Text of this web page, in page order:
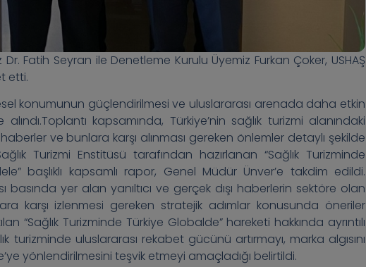
Dr. Fatih Seyran ile Denetleme Kurulu Üyemiz Furkan Çoker, USHAŞ
etti.
konumunun güçlendirilmesi ve uluslararası arenada daha etkin
kapsamında, Türkiye’nin sağlık turizmi alanındaki
ve bunlara karşı alınması gereken önlemler detaylı şekilde
Turizmi Enstitüsü tarafından hazırlanan “Sağlık Turizminde
başlıklı kapsamlı rapor, Genel Müdür Ünver’e takdim edildi.
yer alan yanıltıcı ve gerçek dışı haberlerin sektöre olan
karşı izlenmesi gereken stratejik adımlar konusunda öneriler
“Sağlık Turizminde Türkiye Globalde” hareketi hakkında ayrıntılı
turizminde uluslararası rekabet gücünü artırmayı, marka algısını
yönlendirilmesini teşvik etmeyi amaçladığı belirtildi.